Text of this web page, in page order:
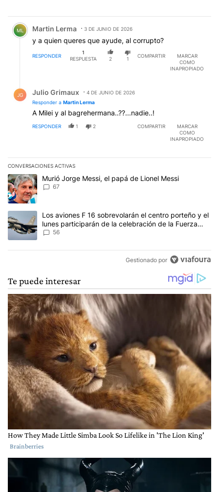
Comentario de Martin Lerma.
ML Martin Lerma 3 DE JUNIO DE 2026
y a quien queres que ayude, al corrupto?
RESPONDER
1
RESPUESTA
2 1
COMPARTIR
MARCAR
COMO
INAPROPIADO
JG Julio Grimaux
4 DE JUNIO DE 2026
Responder a Martin Lerma
A Milei y al bagrehermana..??...nadie..!
RESPONDER 1 2 COMPARTIR
MARCAR
COMO
INAPROPIADO
CONVERSACIONES ACTIVAS
Este listado muestra los artículos con más comentarios en los
Un artículo de tendencia con el título "Murió Jorge Messi, el
Murió Jorge Messi, el papá de Lionel Messi
67
Un artículo de tendencia con el título "Los aviones F 16
Los aviones F 16 sobrevolarán el centro porteño y el
lunes participarán de la celebración de la Fuerza
Aérea
56
Gestionado por